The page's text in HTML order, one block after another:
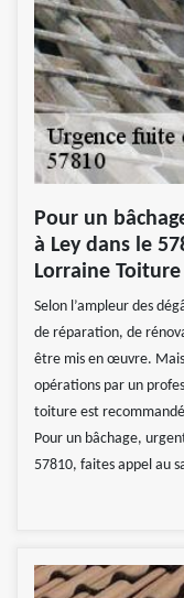
Pour un
à Ley dans le
Lorraine Toiture
Selon l’ampleur des
de réparation, de
être mis en œuvre. Mais
opérations par un
toiture est
Pour un bâchage,
57810, faites appel au